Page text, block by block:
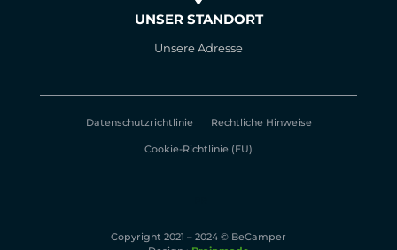
UNSER STANDORT
Unsere Adresse
Datenschutzrichtlinie Rechtliche Hinweise
Cookie-Richtlinie (EU)
Copyright 2021 – 2024 © BeCamper